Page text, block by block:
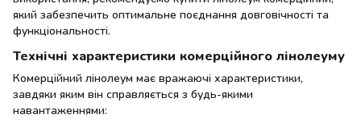
який забезпечить оптимальне поєднання довговічності та
функціональності.
Технічні характеристики комерційного лінолеуму
Комерційний лінолеум має вражаючі характеристики,
завдяки яким він справляється з будь-якими
навантаженнями: